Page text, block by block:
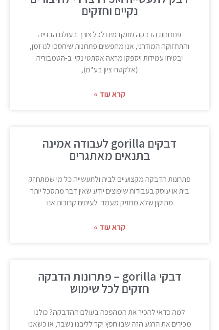
נקיים וחזקים
פתרונות הדבקה מתקדמים לכל צורך בעולם הבנייה
והתחזוקה המודרני, אנו מחפשים פתרונות שיחסכו לנו זמן,
יבטיחו עמידות ויספקו מראה אסתטי נקי. ב-הטמבוריה
(אלקטרו ציון בע"מ),
קרא עוד »
דבקים gorilla לעבודה אמינה
בתנאים מאתגרים
פתרונות הדבקה מקצועיים לבית ולתעשייה כל מי שמתחזק
בית או עוסק בעבודות שיפוצים יודע שאין דבר מתסכל יותר
מתיקון שלא מחזיק מעמד. לעיתים קרובות אנו
קרא עוד »
דבקי gorilla – פתרונות הדבקה
חזקים לכל שימוש
למה כדאי להכיר את המהפכה בעולם ההדבקה? כולנו
מכירים את הרגע הזה שבו חפץ יקר לליבנו נשבר, או כשאנו